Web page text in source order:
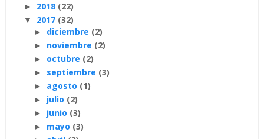
► 2018 (22)
▼ 2017 (32)
► diciembre (2)
► noviembre (2)
► octubre (2)
► septiembre (3)
► agosto (1)
► julio (2)
► junio (3)
► mayo (3)